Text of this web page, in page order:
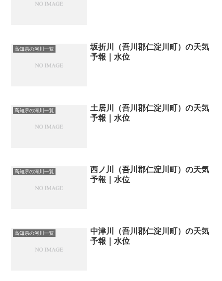
高知県の河川一覧
坂折川（吾川郡仁淀川町）の天気
予報｜水位
高知県の河川一覧
土居川（吾川郡仁淀川町）の天気
予報｜水位
高知県の河川一覧
西ノ川（吾川郡仁淀川町）の天気
予報｜水位
高知県の河川一覧
中津川（吾川郡仁淀川町）の天気
予報｜水位